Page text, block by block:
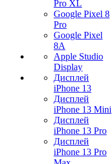
Pro XL
Google Pixel 8
Pro
Google Pixel
8A
Apple Studio
Display
Дисплей
iPhone 13
Дисплей
iPhone 13 Mini
Дисплей
iPhone 13 Pro
Дисплей
iPhone 13 Pro